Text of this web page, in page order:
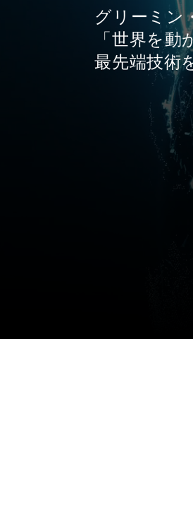
グリーミン
「世界を動
最先端技術